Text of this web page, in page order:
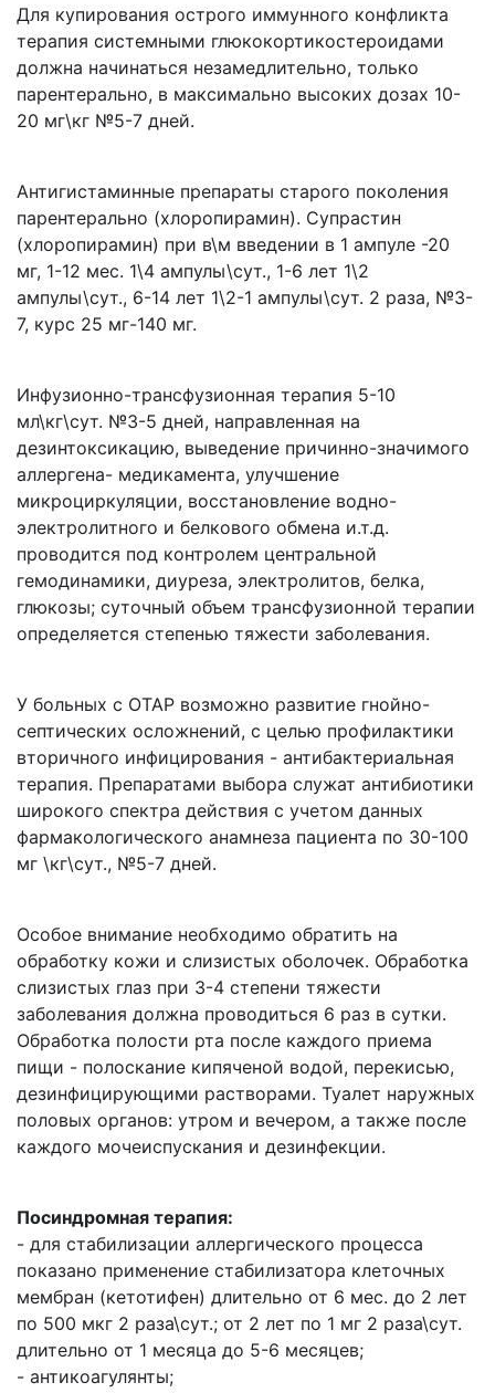
Для купирования острого иммунного конфликта
терапия системными глюкокортикостероидами
должна начинаться незамедлительно, только
парентерально, в максимально высоких дозах 10-
20 мг\кг №5-7 дней.
Антигистаминные препараты старого поколения
парентерально (хлоропирамин). Супрастин
(хлоропирамин) при в\м введении в 1 ампуле -20
мг, 1-12 мес. 1\4 ампулы\сут., 1-6 лет 1\2
ампулы\сут., 6-14 лет 1\2-1 ампулы\сут. 2 раза, №3-
7, курс 25 мг-140 мг.
Инфузионно-трансфузионная терапия 5-10
мл\кг\сут. №3-5 дней, направленная на
дезинтоксикацию, выведение причинно-значимого
аллергена- медикамента, улучшение
микроциркуляции, восстановление водно-
электролитного и белкового обмена и.т.д.
проводится под контролем центральной
гемодинамики, диуреза, электролитов, белка,
глюкозы; суточный объем трансфузионной терапии
определяется степенью тяжести заболевания.
У больных с ОТАР возможно развитие гнойно-
септических осложнений, с целью профилактики
вторичного инфицирования - антибактериальная
терапия. Препаратами выбора служат антибиотики
широкого спектра действия с учетом данных
фармакологического анамнеза пациента по 30-100
мг \кг\сут., №5-7 дней.
Особое внимание необходимо обратить на
обработку кожи и слизистых оболочек. Обработка
слизистых глаз при 3-4 степени тяжести
заболевания должна проводиться 6 раз в сутки.
Обработка полости рта после каждого приема
пищи - полоскание кипяченой водой, перекисью,
дезинфицирующими растворами. Туалет наружных
половых органов: утром и вечером, а также после
каждого мочеиспускания и дезинфекции.
Посиндромная терапия:
- для стабилизации аллергического процесса
показано применение стабилизатора клеточных
мембран (кетотифен) длительно от 6 мес. до 2 лет
по 500 мкг 2 раза\сут.; от 2 лет по 1 мг 2 раза\сут.
длительно от 1 месяца до 5-6 месяцев;
- антикоагулянты;